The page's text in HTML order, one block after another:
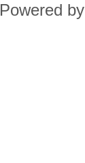
Powered by